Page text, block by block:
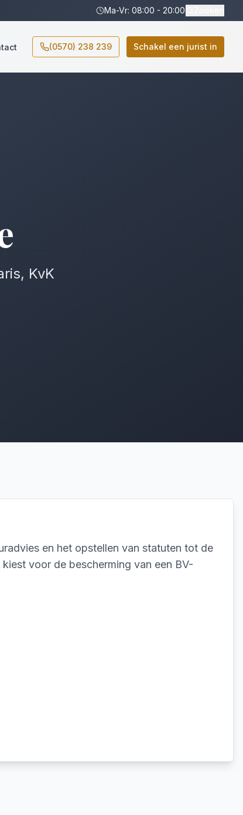
Ma-Vr: 08:00 - 20:00
(0570) 238 239 Schakel een jurist in
KvK
en het opstellen van statuten tot de
voor de bescherming van een BV-